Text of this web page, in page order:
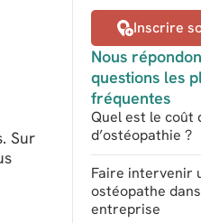
Sur
Inscrire
Nous
questions les
fréquentes
Quel est le coût
d’ostéopathie ?
Faire intervenir
ostéopathe
entreprise